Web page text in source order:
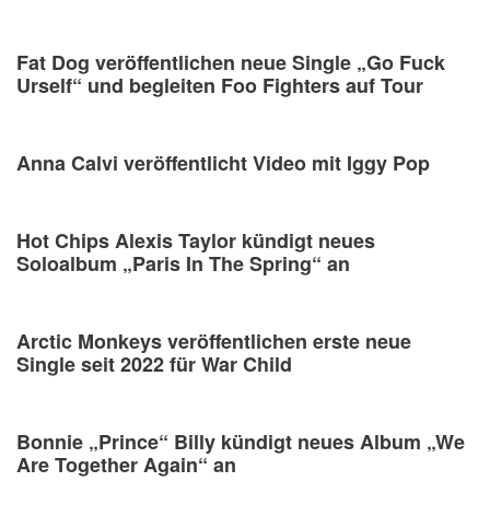
Fat Dog veröffentlichen neue Single „Go Fuck
Urself“ und begleiten Foo Fighters auf Tour
Anna Calvi veröffentlicht Video mit Iggy Pop
Hot Chips Alexis Taylor kündigt neues
Soloalbum „Paris In The Spring“ an
Arctic Monkeys veröffentlichen erste neue
Single seit 2022 für War Child
Bonnie „Prince“ Billy kündigt neues Album „We
Are Together Again“ an